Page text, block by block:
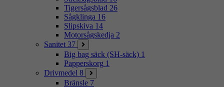
Tigersågsblad 26
Sågklinga 16
Slipskiva 14
Motorsågskedja 2
Sanitet 37
Big bag säck (SH-säck) 1
Papperskorg 1
Drivmedel 8
Bränsle 7